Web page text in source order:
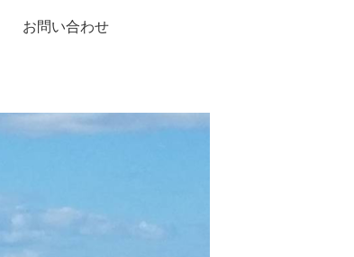
お問い合わせ